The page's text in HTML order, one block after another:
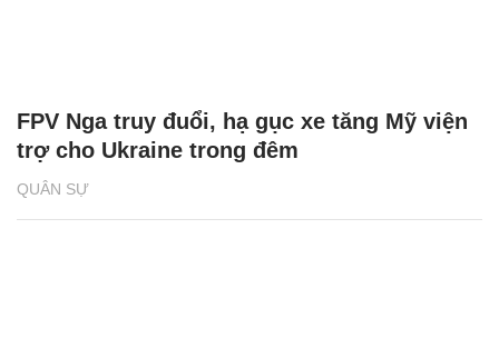
QUÂN SỰ
FPV Nga truy đuổi, hạ gục xe tăng Mỹ viện
trợ cho Ukraine trong đêm